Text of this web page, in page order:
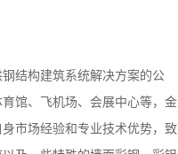
结构建筑系统解决方案的公
馆、飞机场、会展中心等，金
市场经验和专业技术优势，致